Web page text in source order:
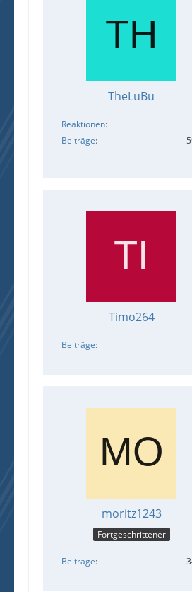
TheLuBu
Reaktionen
Beiträge
Timo264
Beiträge
moritz1243
Fortgeschrittener
Beiträge